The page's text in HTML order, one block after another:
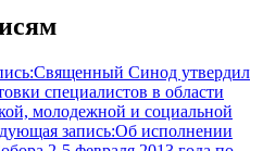
Священный Синод утвердил
специалистов в области
молодежной и социальной
запись:Об исполнении